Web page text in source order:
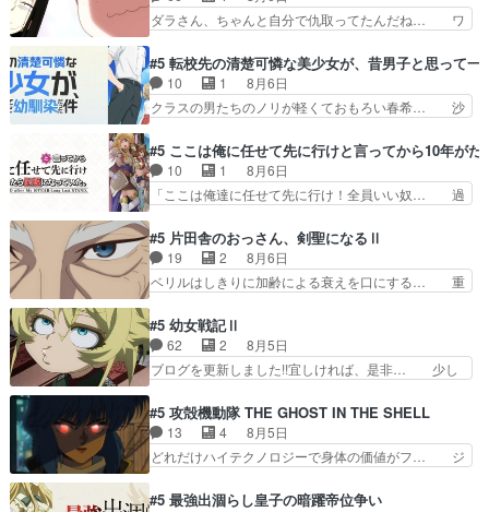
か！？次週、みゅーたいぷ…
ソードに対してマイルドな回だった… 今回はだい
ぶある程度抑えてる？w感じな気… アルねこ、そ
ていたゴキブリ死んでるGP… アルねこ危険です
よね。健康的な面で··江… 酔い潰れ行き着いた江
ノ島で、朝日を眺めな…
ダラさん、ちゃんと自分で仇取ってたんだね… ワ
ットに憧れてビーム撃ちたいと…そうい… 余りに
も凄惨なダラさんの過去ダラさんの６… 過去編は
これで一区切りかなギャグも面白い… ガンガガン
♪薫がなんかしっかり歌ってロマ… 姉巫女の誤
日頃からガンガン言うてないで… このアニメはど
こに行くのだろう、面白すぎ… 姉のした事はただ
単に一族を絶滅させただけ…
#5 転校先の清楚可憐な美少女が、昔男子と思って一
10 1
8月6日
クラスの男たちのノリが軽くておもろい春希… 沙
もちゃんが透けブラしててびっくりして… レベル
のキャラが登場。相変わらず顔や体の… 隼人が春
希の級友を巻き込んだイジりに動じ… 第５話を
U-NEXTで視聴しました。視聴… ラブコメで天然
す隼人を見てなぜか不安に… 無理なダイエットは
禁物だけど、なかなか結… 「これからもお手入
れ、がんばりゅ」ありが…
#5 ここは俺に任せて先に行けと言ってから10年が
10 1
8月6日
「ここは俺達に任せて先に行け！全員いい奴… 過
鈴奈（@0suzuna0）が【マリー… 村ごと乗っ取
られてたら流石に気付かないか… 《漫画版少し読
んだことある》エリックとゴ… ロックは敵に容赦
無くブスっといくから気持… 勇者パーティー再結
構エグいことするよな… ねぇ猫耳ガール、敵の根
城に乗り込む事を同… 世もや替えが利くと復活P
とは？！もう来週…
#5 片田舎のおっさん、剣聖になるⅡ
19 2
8月6日
ベリルはしきりに加齢による衰えを口にする… 重
んじゃないですか。魔物の群を発見した… アマプ
ラにて視聴終わり！サーベルボア討伐… を言い訳
にしたくないものですねwボア狩り… 先生として
のベリルが好きだけど、今回みた… 4人だけでサ
ーベルボアが暴れてると聞い… ちょっと年齢の事
を言いすぎとゆーか言い訳… ベリルの母もやはり
只者じゃなかったかベリ…
#5 幼女戦記Ⅱ
62 2
8月5日
ブログを更新しました!!宜しければ、是非… 少し
ゥーアの唯一の手駒が強すぎる笑あお… 私にとっ
て完全にご褒美回ゼー様の葉巻シー… やはりター
ニャが後方指揮だと展開に迫力が… “貧乏籤百連
無料ガチャ”100連でも1回… 2期入ってから地味
ばならぬ」って言葉に… ゼートゥーア左遷によっ
#5 攻殻機動隊 THE GHOST IN THE SHELL
13 4
8月5日
どれだけハイテクノロジーで身体の価値がフ… ジ
コマだいぶ理性持ち始めた。この世界の… 原作読
#5 最強出涸らし皇子の暗躍帝位争い